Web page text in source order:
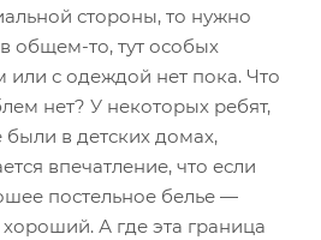
стороны, то нужно
в общем-то, тут особых
или с одеждой нет пока. Что
нет? У некоторых ребят,
в детских домах,
впечатление, что если
постельное белье —
А где эта граница